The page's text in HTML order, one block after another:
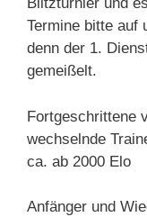
Blitzturnier und
Termine bitte auf
denn der 1.
gemeißelt.
Fortgeschrittene
wechselnde
ca. ab 2000 Elo
Anfänger und